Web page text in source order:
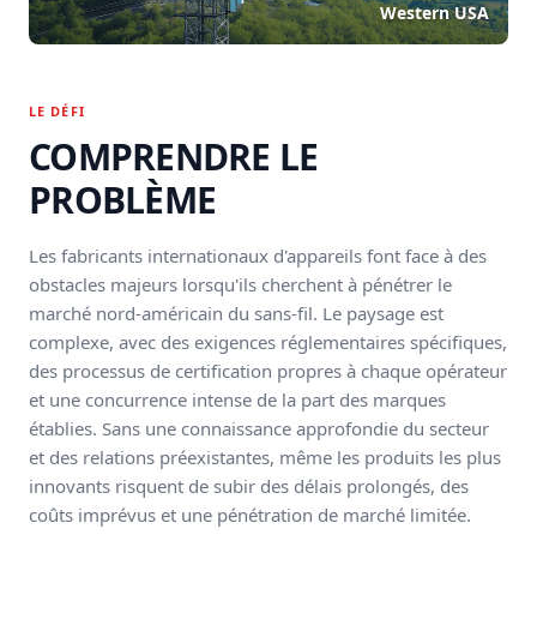
Western USA
LE DÉFI
COMPRENDRE LE
PROBLÈME
Les fabricants internationaux d'appareils font face à des
obstacles majeurs lorsqu'ils cherchent à pénétrer le
marché nord-américain du sans-fil. Le paysage est
complexe, avec des exigences réglementaires spécifiques,
des processus de certification propres à chaque opérateur
et une concurrence intense de la part des marques
établies. Sans une connaissance approfondie du secteur
et des relations préexistantes, même les produits les plus
innovants risquent de subir des délais prolongés, des
coûts imprévus et une pénétration de marché limitée.